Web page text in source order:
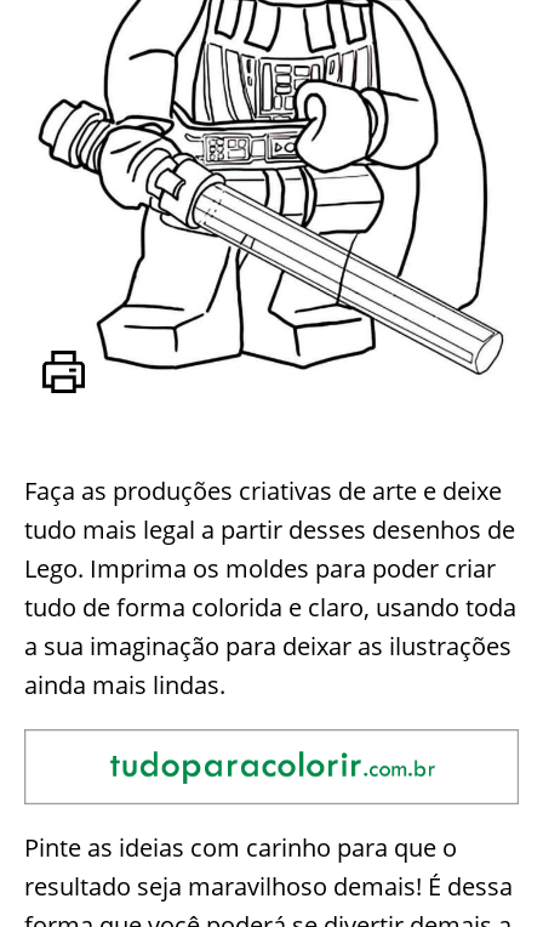
Faça as produções criativas de arte e deixe
tudo mais legal a partir desses desenhos de
Lego. Imprima os moldes para poder criar
tudo de forma colorida e claro, usando toda
a sua imaginação para deixar as ilustrações
ainda mais lindas.
Pinte as ideias com carinho para que o
resultado seja maravilhoso demais! É dessa